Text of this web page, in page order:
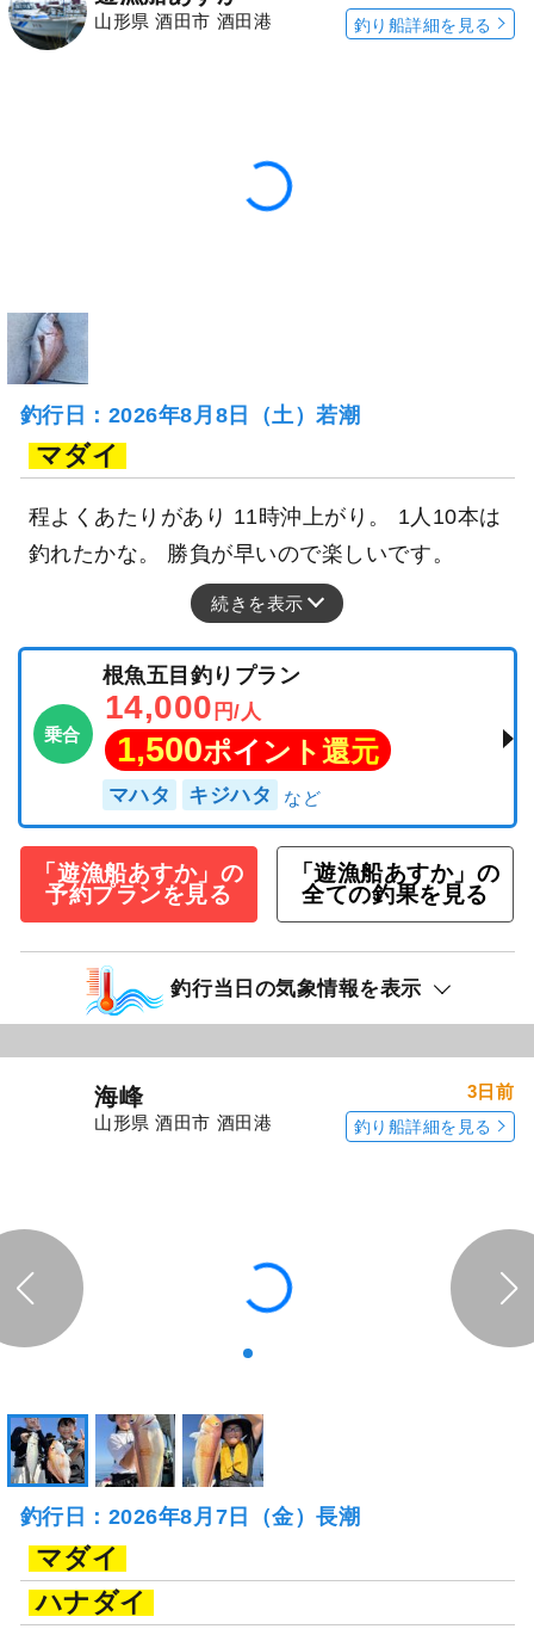
山形県 酒田市 酒田港 釣り船詳細を見る
釣行日：2026年8月8日（土）若潮
マダイ
程よくあたりがあり 11時沖上がり。 1人10本は
釣れたかな。 勝負が早いので楽しいです。
続きを表示
乗合
根魚五目釣りプラン
14,000 円/人
1,500ポイント還元
マハタ キジハタ
「遊漁船あすか」の
予約プランを見る
「遊漁船あすか」の
全ての釣果を見る
釣行当日の気象情報を表示
海峰
山形県 酒田市 酒田港
3日前
釣り船詳細を見る
釣行日：2026年8月7日（金）長潮
マダイ
ハナダイ